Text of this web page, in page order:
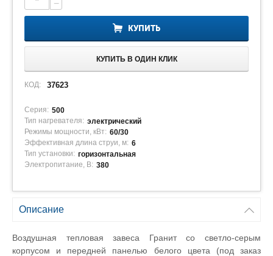
−
КУПИТЬ
КУПИТЬ В ОДИН КЛИК
КОД: 37623
Серия: 500
Тип нагревателя: электрический
Режимы мощности, кВт: 60/30
Эффективная длина струи, м: 6
Тип установки: горизонтальная
Электропитание, В: 380
Описание
Воздушная тепловая завеса Гранит со светло-серым
корпусом и передней панелью белого цвета (под заказ